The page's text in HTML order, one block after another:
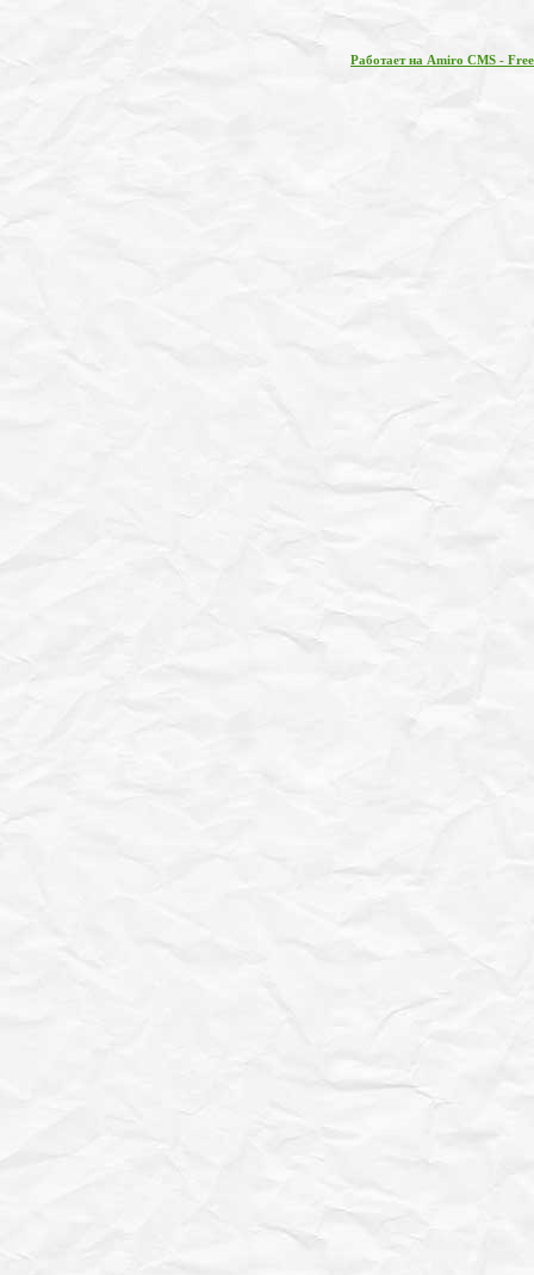
Работает на Amiro CMS - Free